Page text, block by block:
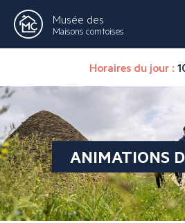
Musée des
Maisons comtoises
Horaires du jour :
ANIMATIONS